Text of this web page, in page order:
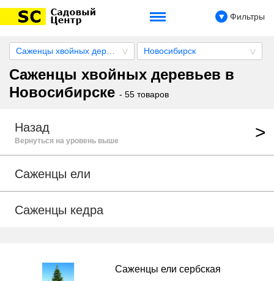
Фильтры
Новосибирск
Саженцы хвойных деревьев в
Новосибирске - 55 товаров
Назад
Вернуться на уровень выше
Саженцы ели
Саженцы кедра
Саженцы ели сербская